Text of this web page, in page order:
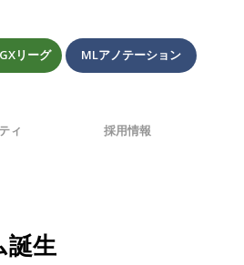
リーグ MLアノテーション
ィ 採用情報
誕生